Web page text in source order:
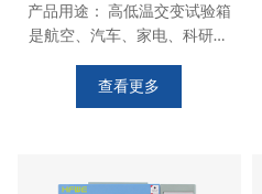
产品用途： 高低温交变试验箱
是航空、汽车、家电、科研等
确定电工、电子及其他产品及
材料进行高温、低温、交变温
校，工厂，军工，研位，等单
查看更多